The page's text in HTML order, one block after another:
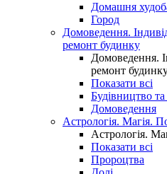
Домашня
Город
Домоведення.
ремонт будинку
Домоведення.
ремонт
Показати всі
Будівництво
Домоведення
Астрологія. Магія.
Астрологія.
Показати всі
Пророцтва